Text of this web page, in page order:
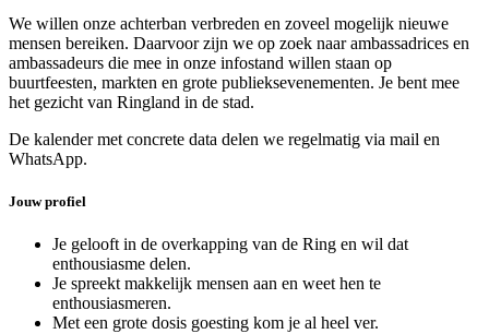
We willen onze achterban verbreden en zoveel mogelijk nieuwe
mensen bereiken. Daarvoor zijn we op zoek naar ambassadrices en
ambassadeurs die mee in onze infostand willen staan op
buurtfeesten, markten en grote publieksevenementen. Je bent mee
het gezicht van Ringland in de stad.
De kalender met concrete data delen we regelmatig via mail en
WhatsApp.
Jouw profiel
Je gelooft in de overkapping van de Ring en wil dat
enthousiasme delen.
Je spreekt makkelijk mensen aan en weet hen te
enthousiasmeren.
Met een grote dosis goesting kom je al heel ver.